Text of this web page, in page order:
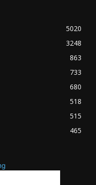
5020
3248
863
733
680
518
515
465